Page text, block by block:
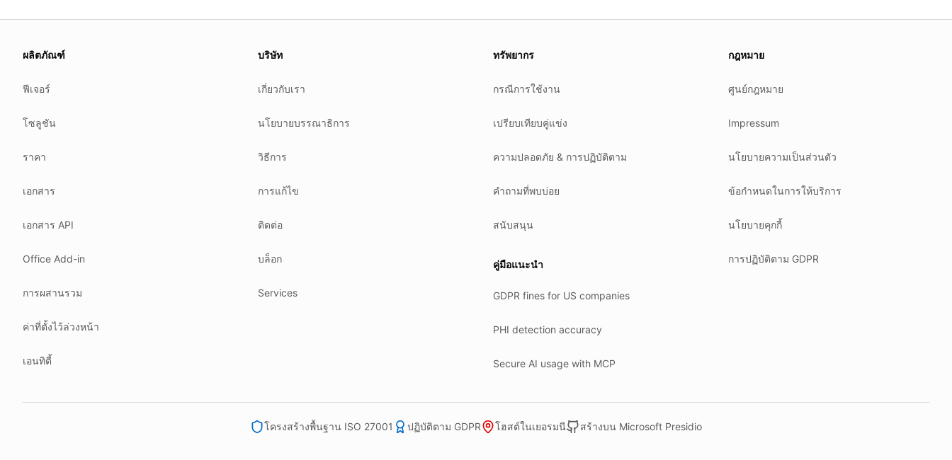
We update this page when our platform or the law changes.
Each change shows up in the timestamp at the top.
Related reading
How tokens work
Security posture
We follow these rules
NIS2 (EU 2022/2555).
We do not sell your data.
We store your files in Germany.
ผลิตภัณฑ์
ฟีเจอร์
โซลูชัน
ราคา
เอกสาร
เอกสาร API
Office Add-in
การผสานรวม
ค่าที่ตั้งไว้ล่วงหน้า
เอนทิตี้
บริษัท
เกี่ยวกับเรา
นโยบายบรรณาธิการ
วิธีการ
การแก้ไข
ติดต่อ
บล็อก
Services
ทรัพยากร
กรณีการใช้งาน
เปรียบเทียบคู่แข่ง
ความปลอดภัย & การปฏิบัติตาม
คำถามที่พบบ่อย
สนับสนุน
คู่มือแนะนำ
GDPR fines for US companies
PHI detection accuracy
Secure AI usage with MCP
กฎหมาย
ศูนย์กฎหมาย
Impressum
นโยบายความเป็นส่วนตัว
ข้อกำหนดในการให้บริการ
นโยบายคุกกี้
การปฏิบัติตาม GDPR
โครงสร้างพื้นฐาน ISO 27001 ปฏิบัติตาม GDPR โฮสต์ในเยอรมนี สร้างบน Microsoft Presidio